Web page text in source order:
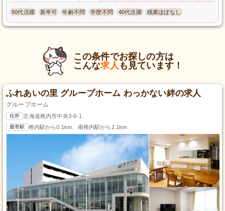
50代活躍 新卒可 年齢不問 学歴不問 40代活躍 残業ほぼなし
この条件でお探しの方は
こんな求人 も見ています！
ふれあいの里 グループホーム わっかない絆の求人
グループホーム
住所 北海道稚内市中央3-6-1
最寄駅 稚内駅から0.1km、南稚内駅から2.1km